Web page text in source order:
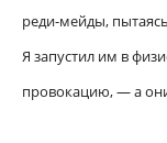
реди-мейды,
Я запустил им в
провокацию, — а они